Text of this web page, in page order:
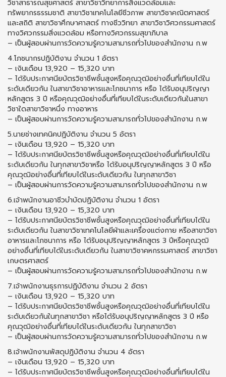
วิชาสาธารณสุขศาสตร์ สาขาวิชาวิทยาการสิ่งแวดล้อมและ
ทรัพยากรธรรมชาติ สาขาวิชาเทคโนโลยีชีวภาพ สาขาวิชาคณิตศาสตร์
และสถิติ สาขาวิชาศึกษาศาสตร์ ทางชีววิทยา สาขาวิชาวิศวกรรมศาสตร์
ทางวิศวกรรมสิ่งแวดล้อม หรือทางวิศวกรรมสุขาภิบาล
– เป็นผู้สอบผ่านการวัดความรู้ความสามารถทั่วไปของสำนักงาน ก.พ
4.โภชนากรปฏิบัติงาน จำนวน 1 อัตรา
– เงินเดือน 13,920 – 15,320 บาท
– ได้รับประกาศนียบัตรวิชาชีพชั้นสูงหรือคุณวุฒิอย่างอื่นที่เทียบได้ใน
ระดับเดียวกัน ในสาขาวิชาอาหารและโภชนาการ หรือ ได้รับอนุปริญญา
หลักสูตร 3 ปี หรือคุณวุฒิอย่างอื่นที่เทียบได้ในระดับเดียวกันในสาขา
วิชาใดสาขาวิชาหนึ่ง ทางอาหาร
– เป็นผู้สอบผ่านการวัดความรู้ความสามารถทั่วไปของสำนักงาน ก.พ
5.นายช่างเทคนิคปฏิบัติงาน จำนวน 5 อัตรา
– เงินเดือน 13,920 – 15,320 บาท
– ได้รับประกาศนียบัตรวิชาชีพชั้นสูงหรือคุณวุฒิอย่างอื่นที่เทียบได้ใน
ระดับเดียวกัน ในทุกสาขาวิชาหรือ ได้รับอนุปริญญาหลักสูตร 3 ปี หรือ
คุณวุฒิอย่างอื่นที่เทียบได้ในระดับเดียวกัน ในทุกสาขาวิชา
– เป็นผู้สอบผ่านการวัดความรู้ความสามารถทั่วไปของสำนักงาน ก.พ
6.เจ้าพนักงานอาชีวบำบัดปฏิบัติงาน จำนวน 1 อัตรา
– เงินเดือน 13,920 – 15,320 บาท
– ได้รับประกาศนียบัตรวิชาชีพชั้นสูงหรือคุณวุฒิอย่างอื่นที่เทียบได้ใน
ระดับเดียวกัน ในสาขาวิชาเทคโนโลยีผ้าและเครื่องแต่งกาย หรือสาขาวิชา
อาหารและโภชนาการ หรือ ได้รับอนุปริญญาหลักสูตร 3 ปีหรือคุณวุฒิ
อย่างอื่นที่เทียบได้ในระดับเดียวกัน ในสาขาวิชาคหกรรมศาสตร์ สาขาวิชา
เกษตรศาสตร์
– เป็นผู้สอบผ่านการวัดความรู้ความสามารถทั่วไปของสำนักงาน ก.พ
7.เจ้าพนักงานธุรการปฏิบัติงาน จำนวน 2 อัตรา
– เงินเดือน 13,920 – 15,320 บาท
– ได้รับประกาศนียบัตรวิชาชีพชั้นสูงหรือคุณวุฒิอย่างอื่นที่เทียบได้ใน
ระดับเดียวกันในทุกสาขาวิชา หรือได้รับอนุปริญญาหลักสูตร 3 ปี หรือ
คุณวุฒิอย่างอื่นที่เทียบได้ในระดับเดียวกัน ในทุกสาขาวิชา
– เป็นผู้สอบผ่านการวัดความรู้ความสามารถทั่วไปของสำนักงาน ก.พ
8.เจ้าพนักงานพัสดุปฏิบัติงาน จำนวน 4 อัตรา
– เงินเดือน 13,920 – 15,320 บาท
– ได้รับประกาศนียบัตรวิชาชีพชั้นสูงหรือคุณวุฒิอย่างอื่นที่เทียบได้ใน